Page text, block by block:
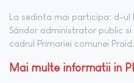
La sedinta mai participa: d-ul
Sándor administrator public
cadrul Primariei comunei Praid.
Mai multe informatii in